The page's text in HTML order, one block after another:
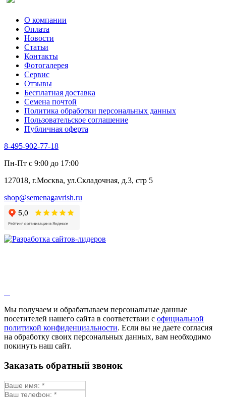
Тмин
Трава для чая
Туласи
Укроп
Фенхель пряный
Хризантема овощная
Цикорий пряный
Цикорий салатный (Витлуф)
Черемша
Шпинат
Щавель
Эндивий
Эстрагон
Алтей
Анис
Бессмертник
Валериана
Валерианелла
Гибискус лекарственный
Девясил
Душица
Змееголовник
Мыльнянка
Мята
Овсяный корень
Огуречная трава
Пустырник
Репешок
Синюха
О компании
Оплата
Новости
Статьи
Контакты
Фотогалерея​
Сервис
Отзывы
Бесплатная доставка
Семена почтой
Политика обработки персональных данных
Пользовательское соглашение
Публичная оферта
8-495-902-77-18
Пн-Пт с 9:00 до 17:00
127018, г.Москва, ул.Складочная, д.3, стр 5
shop@semenagavrish.ru
Мы получаем и обрабатываем персональные данные
посетителей нашего сайта в соответствии с официальной
политикой конфиденциальности. Если вы не даете согласия
на обработку своих персональных данных, вам необходимо
покинуть наш сайт.
Заказать обратный звонок